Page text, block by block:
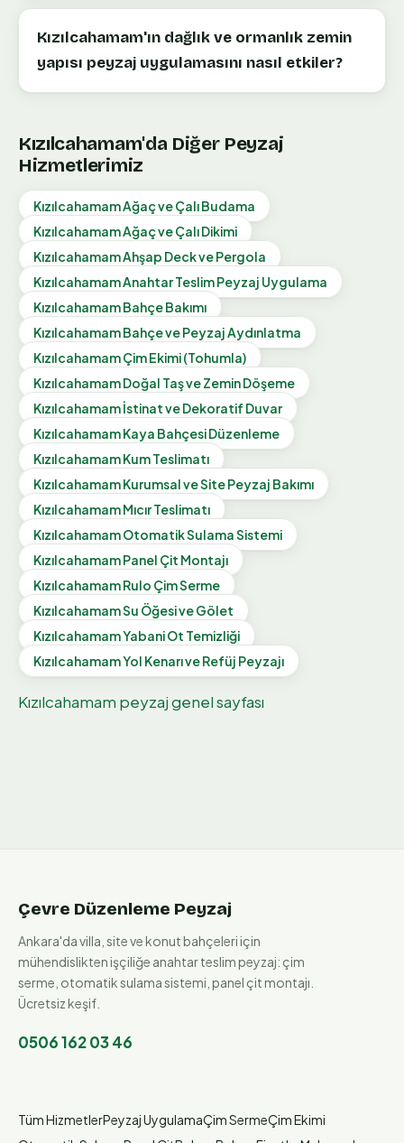
Kızılcahamam'ın dağlık ve ormanlık zemin
yapısı peyzaj uygulamasını nasıl etkiler?
Kızılcahamam'da Diğer Peyzaj
Hizmetlerimiz
KızılcahamamAğaç ve Çalı Budama
KızılcahamamAğaç ve Çalı Dikimi
KızılcahamamAhşap Deck ve Pergola
KızılcahamamAnahtar Teslim Peyzaj Uygulama
KızılcahamamBahçe Bakımı
KızılcahamamBahçe ve Peyzaj Aydınlatma
KızılcahamamÇim Ekimi (Tohumla)
KızılcahamamDoğal Taş ve Zemin Döşeme
Kızılcahamamİstinat ve Dekoratif Duvar
KızılcahamamKaya Bahçesi Düzenleme
KızılcahamamKum Teslimatı
KızılcahamamKurumsal ve Site Peyzaj Bakımı
KızılcahamamMıcır Teslimatı
KızılcahamamOtomatik Sulama Sistemi
KızılcahamamPanel Çit Montajı
KızılcahamamRulo Çim Serme
KızılcahamamSu Öğesi ve Gölet
KızılcahamamYabani Ot Temizliği
KızılcahamamYol Kenarı ve Refüj Peyzajı
Kızılcahamam peyzaj genel sayfası
Çevre Düzenleme Peyzaj
Ankara'da villa, site ve konut bahçeleri için
mühendislikten işçiliğe anahtar teslim peyzaj: çim
serme, otomatik sulama sistemi, panel çit montajı.
Ücretsiz keşif.
0506 162 03 46
Tüm HizmetlerPeyzaj UygulamaÇim SermeÇim Ekimi